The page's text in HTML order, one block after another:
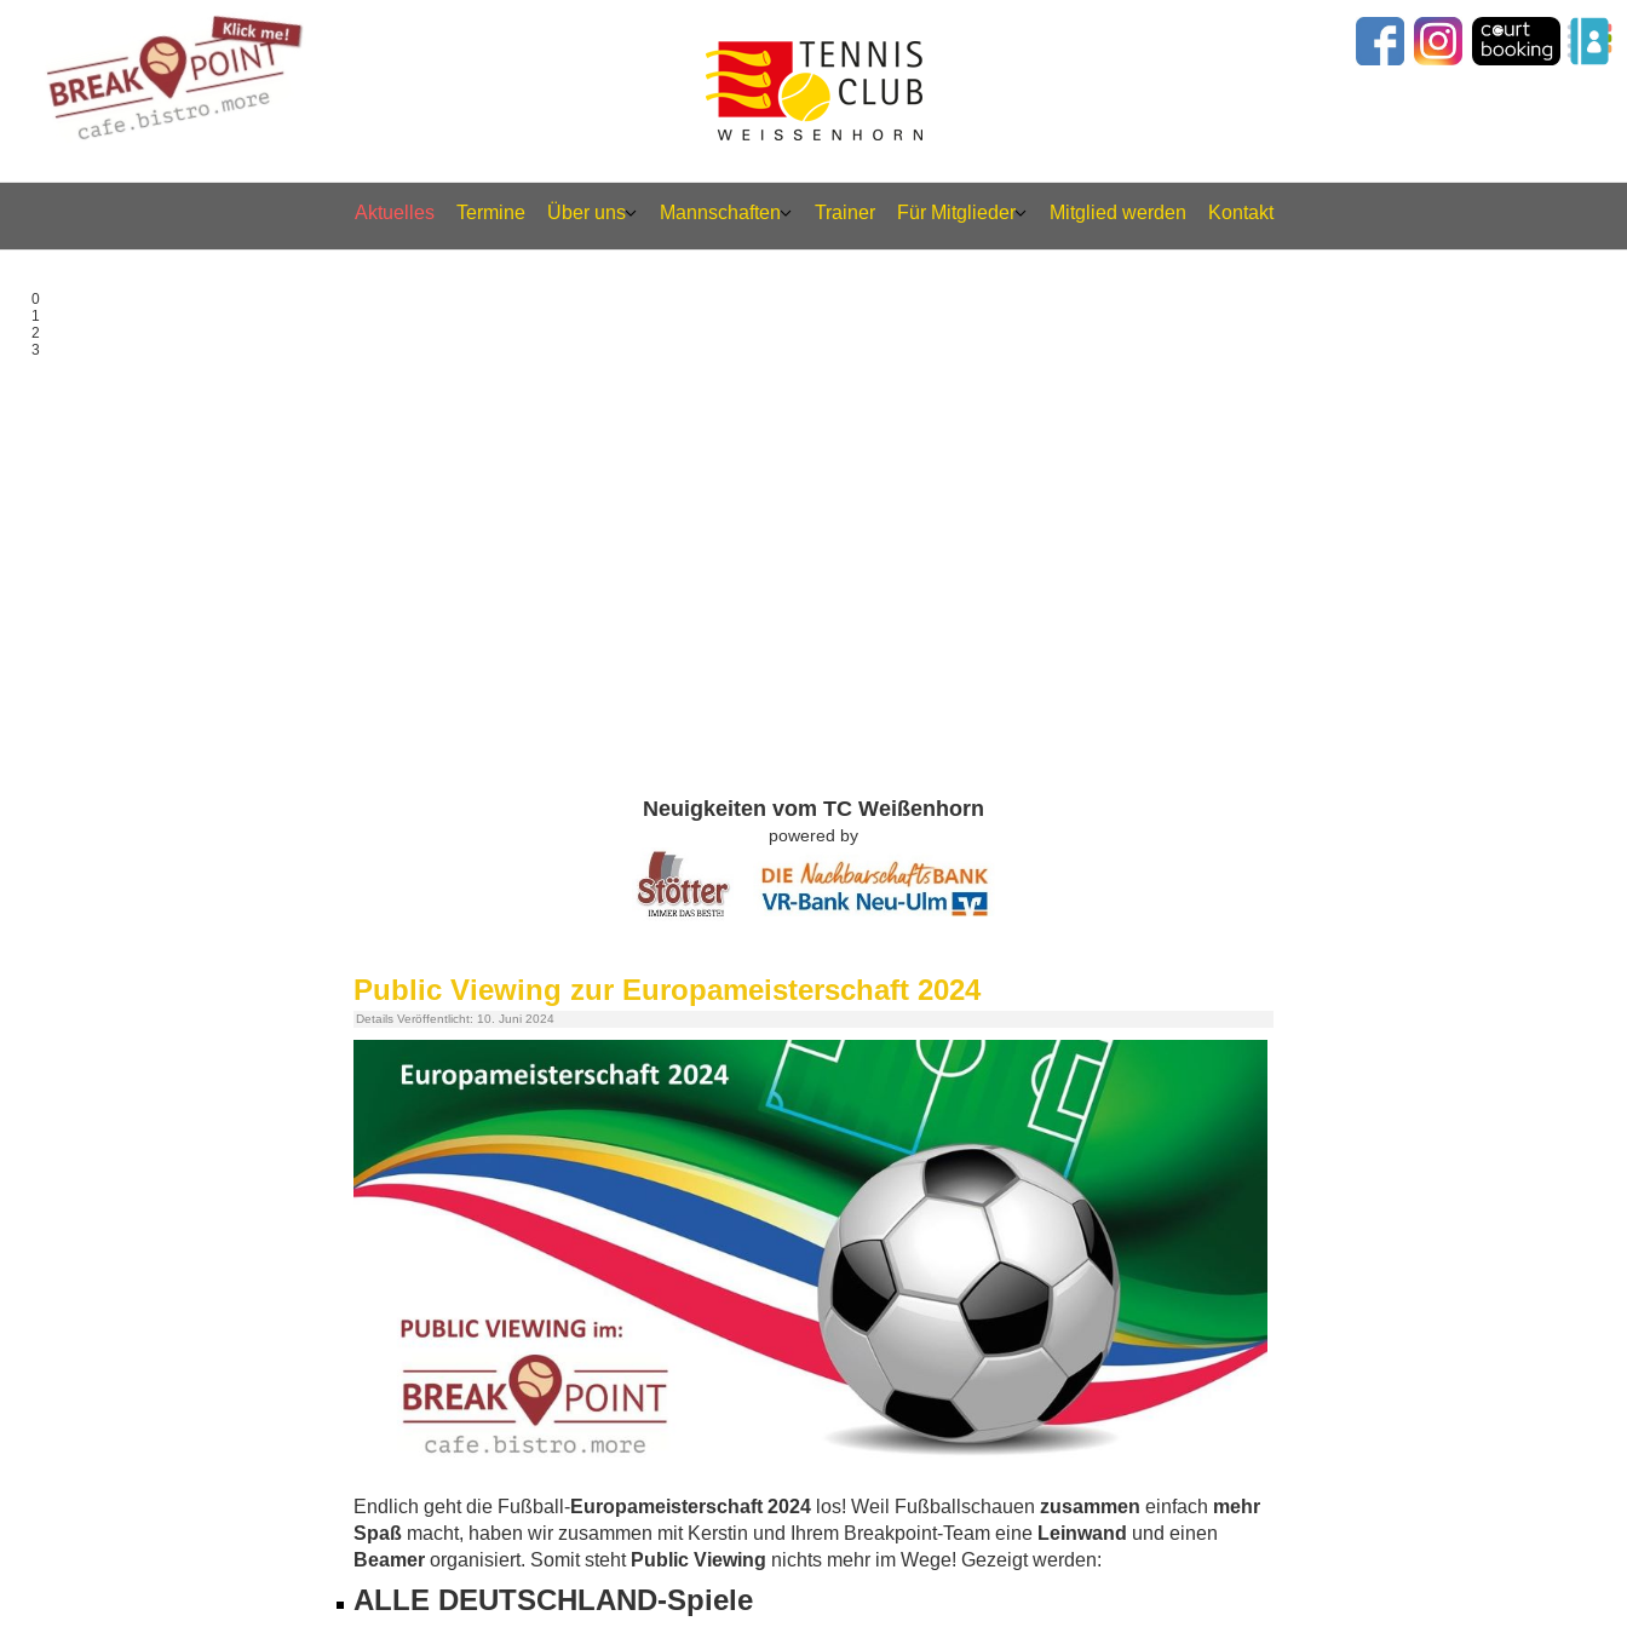
Aktuelles Termine Über uns Mannschaften Trainer Für Mitglieder Mitglied werden Kontakt
0
1
2
3
Neuigkeiten vom TC Weißenhorn
powered by
Public Viewing zur Europameisterschaft 2024
Details Veröffentlicht: 10. Juni 2024
Endlich geht die Fußball-Europameisterschaft 2024 los! Weil Fußballschauen zusammen einfach mehr
Spaß macht, haben wir zusammen mit Kerstin und Ihrem Breakpoint-Team eine Leinwand und einen
Beamer organisiert. Somit steht Public Viewing nichts mehr im Wege! Gezeigt werden:
ALLE DEUTSCHLAND-Spiele